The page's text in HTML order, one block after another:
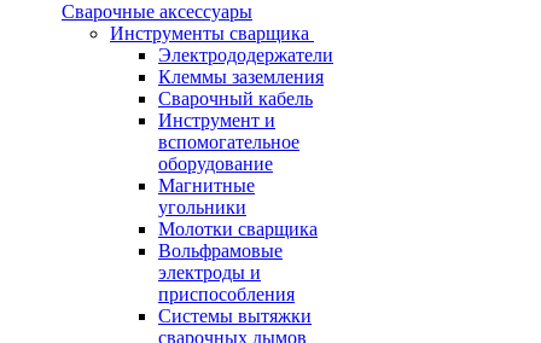
Сварочные аксессуары
Инструменты сварщика
Электрододержатели
Клеммы заземления
Сварочный кабель
Инструмент и
вспомогательное
оборудование
Магнитные
угольники
Молотки сварщика
Вольфрамовые
электроды и
приспособления
Системы вытяжки
сварочных дымов